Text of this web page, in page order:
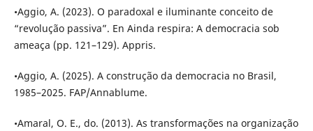
•Aggio, A. (2023). O paradoxal e iluminante conceito de
“revolução passiva”. En Ainda respira: A democracia sob
ameaça (pp. 121–129). Appris.
•Aggio, A. (2025). A construção da democracia no Brasil,
1985–2025. FAP/Annablume.
•Amaral, O. E., do. (2013). As transformações na organização